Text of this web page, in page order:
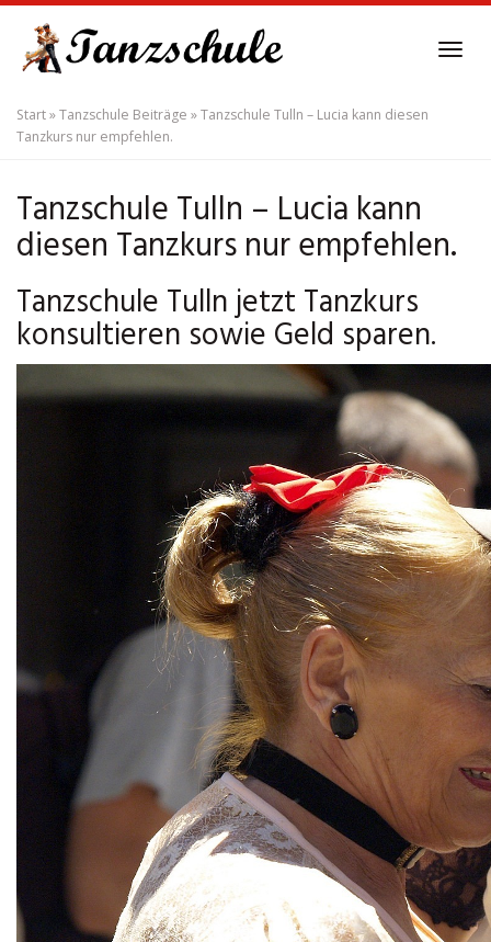
main
content
Start»Tanzschule Beiträge »Tanzschule Tulln – Lucia kann diesen
Tanzkurs nur empfehlen.
Tanzschule Tulln – Lucia kann
diesen Tanzkurs nur empfehlen.
Tanzschule Tulln jetzt Tanzkurs
konsultieren sowie Geld sparen.